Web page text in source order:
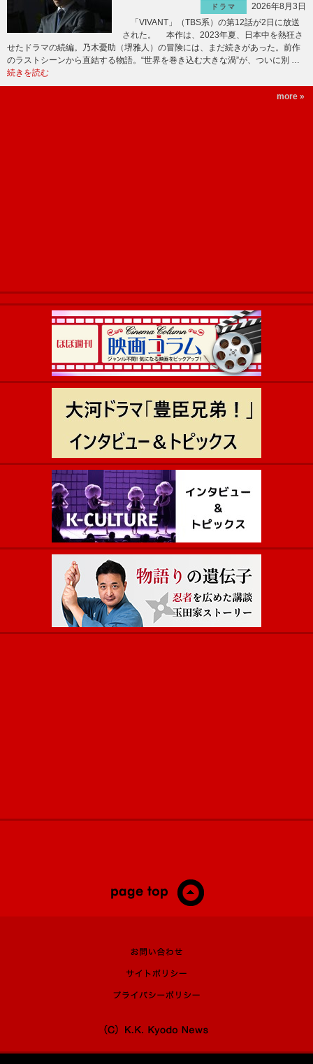
ドラマ
2026年8月3日
「VIVANT」（TBS系）の第12話が2日に放送
された。 本作は、2023年夏、日本中を熱狂さ
せたドラマの続編。乃木憂助（堺雅人）の冒険には、まだ続きがあった。前作
のラストシーンから直結する物語。“世界を巻き込む大きな渦”が、ついに別 …
続きを読む
more »